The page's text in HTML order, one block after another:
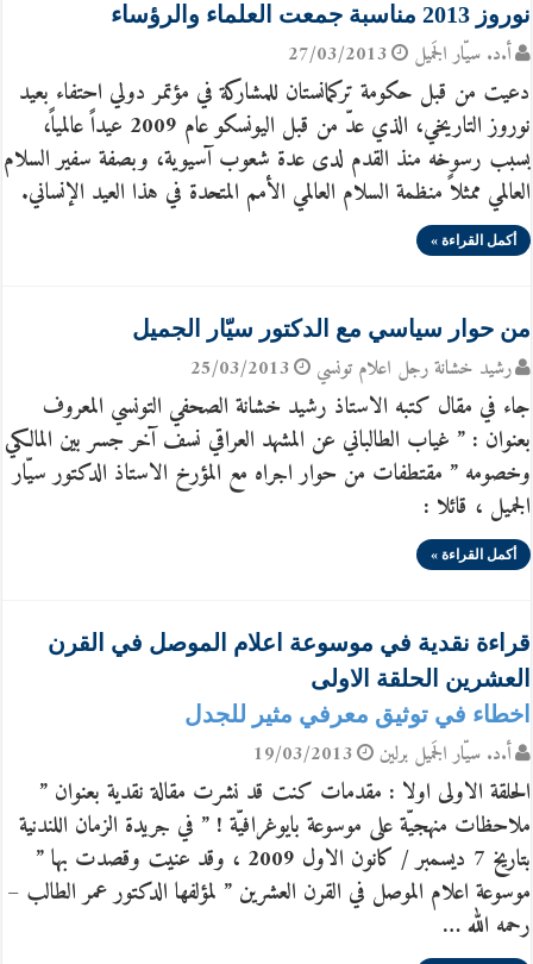
نوروز 2013 مناسبة جمعت العلماء والرؤساء
أ.د. سيّار الجَميل 27/03/2013
دعيت من قبل حكومة تركمانستان للمشاركة في مؤتمر دولي احتفاء بعيد
نوروز التاريخي، الذي عدّ من قبل اليونسكو عام 2009 عيداً عالمياً،
بسبب رسوخه منذ القدم لدى عدة شعوب آسيوية، وبصفة سفير السلام
العالمي ممثلاً منظمة السلام العالمي الأمم المتحدة في هذا العيد الإنساني.
أكمل القراءة »
من حوار سياسي مع الدكتور سيّار الجميل
رشيد خشانة رجل اعلام تونسي 25/03/2013
جاء في مقال كتبه الاستاذ رشيد خشانة الصحفي التونسي المعروف
بعنوان : ” غياب الطالباني عن المشهد العراقي نسف آخر جسر بين المالكي
وخصومه ” مقتطفات من حوار اجراه مع المؤرخ الاستاذ الدكتور سيّار
الجميل ، قائلا :
أكمل القراءة »
قراءة نقدية في موسوعة اعلام الموصل في القرن
العشرين الحلقة الاولى
اخطاء في توثيق معرفي مثير للجدل
أ.د. سيّار الجَميل برلين 19/03/2013
الحلقة الاولى اولا : مقدمات كنت قد نشرت مقالة نقدية بعنوان ”
ملاحظات منهجيّة على موسوعة بايوغرافيّة ! ” في جريدة الزمان اللندنية
بتاريخ 7 ديسمبر / كانون الاول 2009 ، وقد عنيت وقصدت بها ”
موسوعة اعلام الموصل في القرن العشرين ” لمؤلفها الدكتور عمر الطالب –
رحمه الله …